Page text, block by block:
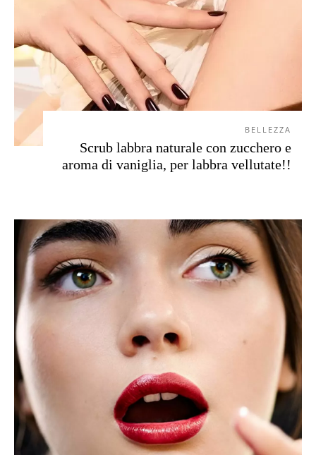
BELLEZZA
Scrub labbra naturale con zucchero e
aroma di vaniglia, per labbra vellutate!!